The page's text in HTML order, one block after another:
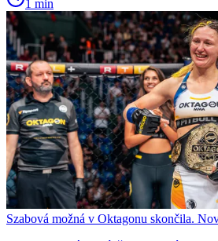
1 min
Szabová možná v Oktagonu skončila.